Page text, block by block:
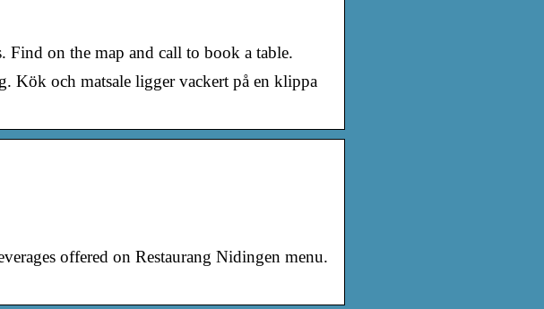
on the map and call to book a table.
Kök och matsale ligger vackert på en klippa
offered on Restaurang Nidingen menu.